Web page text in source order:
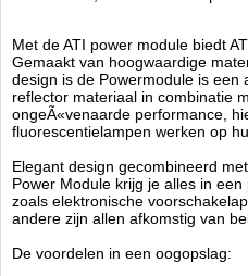
ATI
Manufactured by:ATI
Model:ATI-1206
Product ID:4260216212130
3.8124 1008.85 1008.85 Available
13 Pre-OrderNew
Met de ATI power module biedt
Gemaakt van hoogwaardige
design is de Powermodule is een
reflector materiaal in combinatie
ongeÃ«venaarde performance,
fluorescentielampen werken op
Elegant design gecombineerd
Power Module krijg je alles in
zoals elektronische
andere zijn allen afkomstig van
De voordelen in een oogopslag: